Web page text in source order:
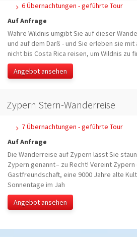
6 Übernachtungen - geführte Tour
Auf Anfrage
Wahre Wildnis umgibt Sie auf dieser
und auf dem Darß - und Sie erleben sie mit
nicht bis Costa Rica reisen, um Wildnis zu
Angebot ansehen
Zypern Stern-Wanderreise
7 Übernachtungen - geführte Tour
Auf Anfrage
Die Wanderreise auf Zypern lässt Sie
Zypern genannt – zu Recht! Vereint
Gastfreundschaft, eine 9000 Jahre alte
Sonnentage im Jah
Angebot ansehen